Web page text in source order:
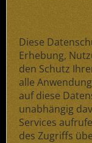
Diese
Erhebung,
den Schutz
alle
auf diese
unabhängig
Services
des Zugriffs